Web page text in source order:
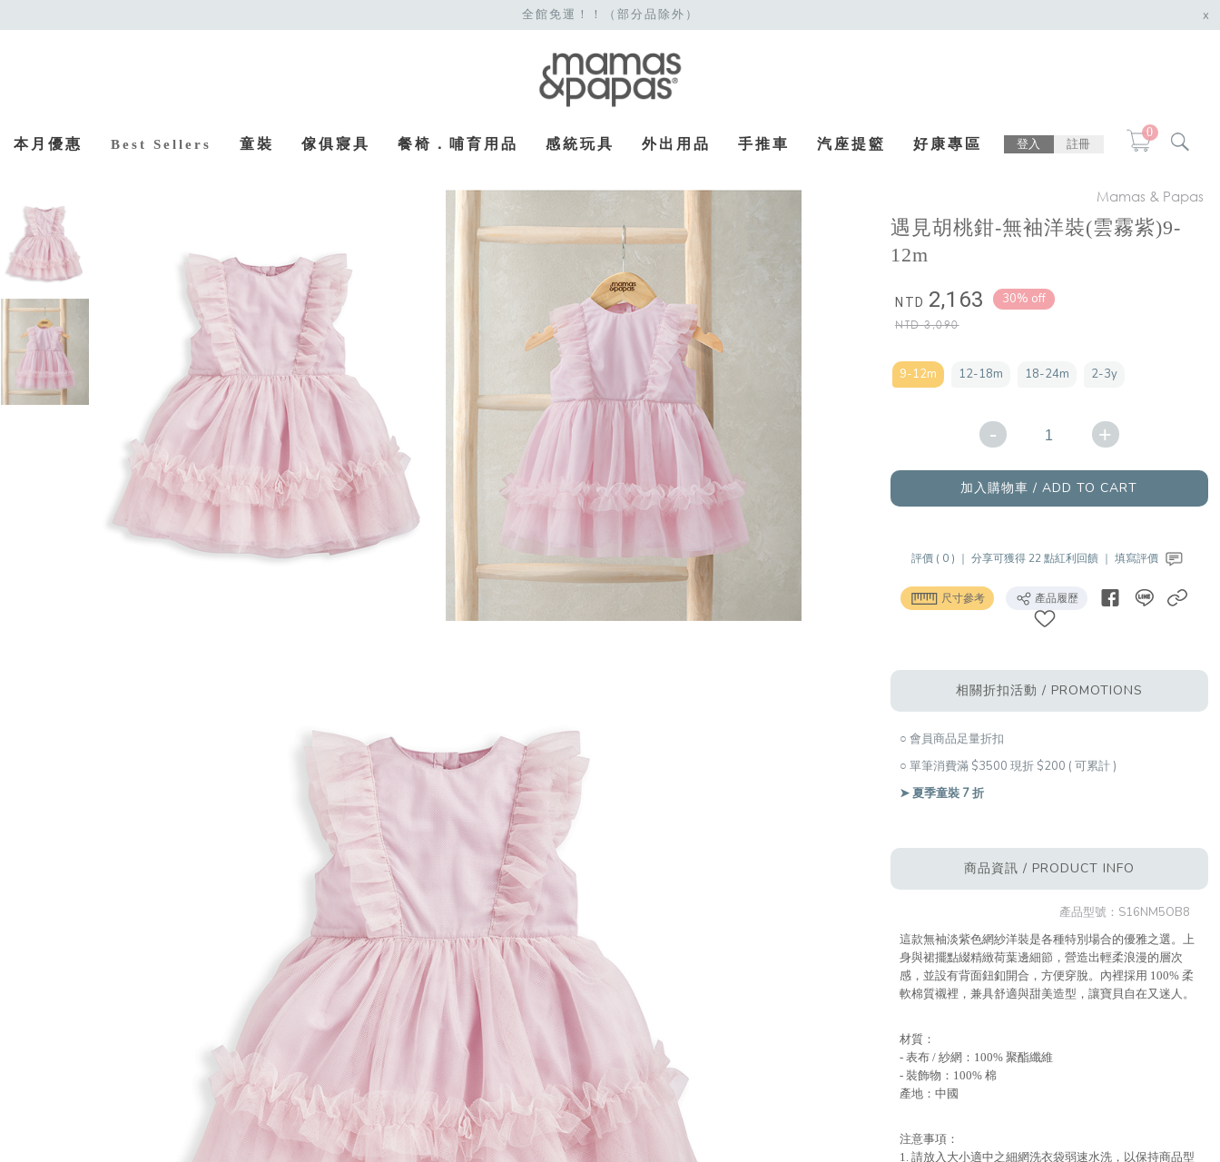
全館免運！！（部分品除外） x
本月優惠 Best Sellers 童裝 傢俱寢具 餐椅．哺育用品 感統玩具 外出用品 手推車 汽座提籃 好康專區 登入 註冊
0
Mamas & Papas
遇見胡桃鉗-無袖洋裝(雲霧紫)9-
12m
NTD 2,163
NTD3,090
30% off
9-12m 12-18m 18-24m 2-3y
- +
加入購物車 / ADD TO CART
評價 ( 0 ) ｜分享可獲得 22 點紅利回饋 ｜填寫評價
尺寸參考 產品履歷
相關折扣活動 / PROMOTIONS
○ 會員商品足量折扣
○ 單筆消費滿 $3500 現折 $200 ( 可累計 )
➤ 夏季童裝 7 折
商品資訊 / PRODUCT INFO
產品型號： S16NM5OB8
這款無袖淡紫色網紗洋裝是各種特別場合的優雅之選。上
身與裙擺點綴精緻荷葉邊細節，營造出輕柔浪漫的層次
感，並設有背面鈕釦開合，方便穿脫。內裡採用 100% 柔
軟棉質襯裡，兼具舒適與甜美造型，讓寶貝自在又迷人。
材質：
- 表布 / 紗網：100% 聚酯纖維
- 裝飾物：100% 棉
產地：中國
注意事項：
1. 請放入大小適中之細網洗衣袋弱速水洗，以保持商品型